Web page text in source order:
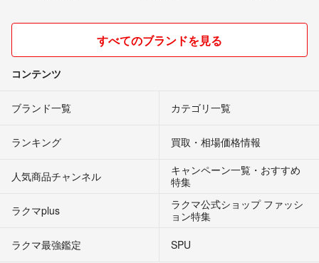
すべてのブランドを見る
コンテンツ
ブランド一覧 カテゴリ一覧
ランキング 買取・相場価格情報
人気商品チャンネル
キャンペーン一覧・おすすめ
特集
ラクマplus
ラクマ公式ショップ ファッシ
ョン特集
ラクマ最強鑑定
SPU